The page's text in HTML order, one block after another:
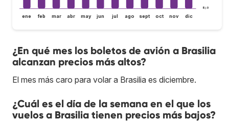
B/.0
ene feb mar abr may jun jul ago sept oct nov dic
¿En qué mes los boletos de avión a Brasilia
alcanzan precios más altos?
El mes más caro para volar a Brasilia es diciembre.
¿Cuál es el día de la semana en el que los
vuelos a Brasilia tienen precios más bajos?